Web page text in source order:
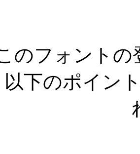
のフォント
下のポイン